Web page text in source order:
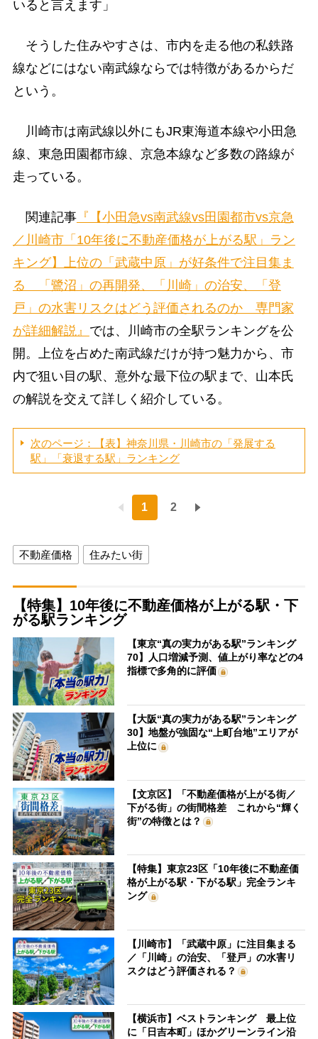
いると言えます」
そうした住みやすさは、市内を走る他の私鉄路
線などにはない南武線ならでは特徴があるからだ
という。
川崎市は南武線以外にもJR東海道本線や小田急
線、東急田園都市線、京急本線など多数の路線が
走っている。
関連記事『【小田急vs南武線vs田園都市vs京急
／川崎市「10年後に不動産価格が上がる駅」ラン
キング】上位の「武蔵中原」が好条件で注目集ま
る 「鷺沼」の再開発、「川崎」の治安、「登
戸」の水害リスクはどう評価されるのか 専門家
が詳細解説』 では、川崎市の全駅ランキングを公
開。上位を占めた南武線だけが持つ魅力から、市
内で狙い目の駅、意外な最下位の駅まで、山本氏
の解説を交えて詳しく紹介している。
次のページ：【表】神奈川県・川崎市の「発展する
駅」「衰退する駅」ランキング
1 2
不動産価格 住みたい街
【特集】10年後に不動産価格が上がる駅・下
がる駅ランキング
【東京“真の実力がある駅”ランキング
70】人口増減予測、値上がり率などの4
指標で多角的に評価
【大阪“真の実力がある駅”ランキング
30】地盤が強固な“上町台地”エリアが
上位に
【文京区】「不動産価格が上がる街／
下がる街」の街間格差 これから“輝く
街”の特徴とは？
【特集】東京23区「10年後に不動産価
格が上がる駅・下がる駅」完全ランキ
ング
【川崎市】「武蔵中原」に注目集まる
／「川崎」の治安、「登戸」の水害リ
スクはどう評価される？
【横浜市】ベストランキング 最上位
に「日吉本町」ほかグリーンライン沿